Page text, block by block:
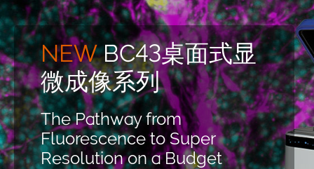
产品
新闻
市场活动
联络我们
重磅发布Imaris 11.0
自动化处理常规操作，深度挖
掘数据
探索更多
NEWBC43桌面式显
微成像系列
The Pathway from
Fluorescence to Super
Resolution on a Budget
NEWImaris Viewer
A Free 3D/4D Microscopy
Image Viewer
Try Imaris Viewer Today